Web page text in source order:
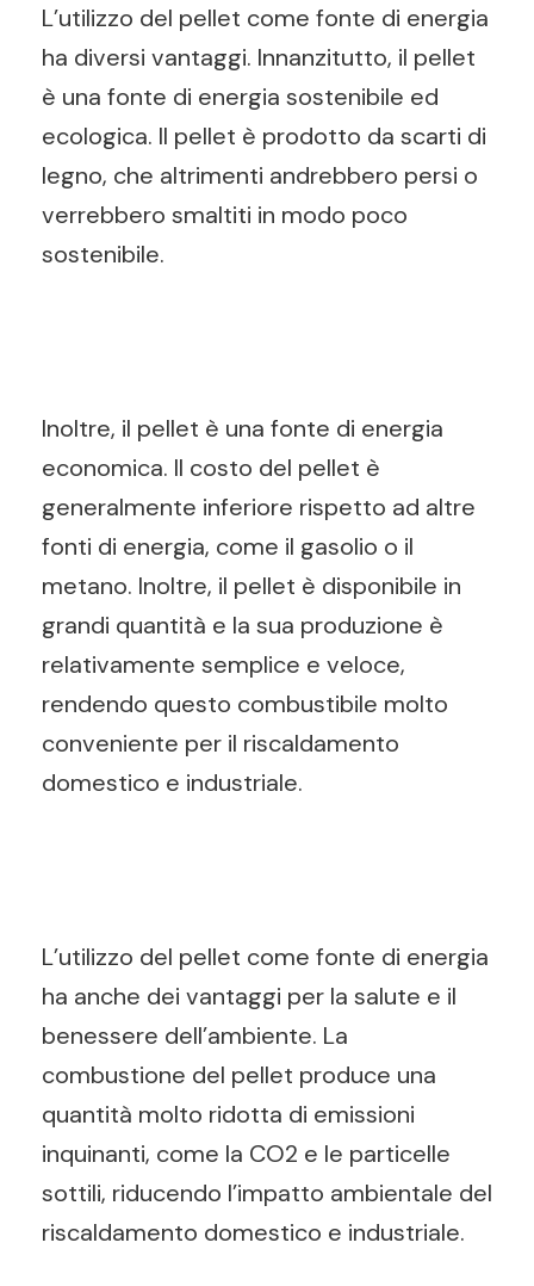
L’utilizzo del pellet come fonte di energia
ha diversi vantaggi. Innanzitutto, il pellet
è una fonte di energia sostenibile ed
ecologica. Il pellet è prodotto da scarti di
legno, che altrimenti andrebbero persi o
verrebbero smaltiti in modo poco
sostenibile.
Inoltre, il pellet è una fonte di energia
economica. Il costo del pellet è
generalmente inferiore rispetto ad altre
fonti di energia, come il gasolio o il
metano. Inoltre, il pellet è disponibile in
grandi quantità e la sua produzione è
relativamente semplice e veloce,
rendendo questo combustibile molto
conveniente per il riscaldamento
domestico e industriale.
L’utilizzo del pellet come fonte di energia
ha anche dei vantaggi per la salute e il
benessere dell’ambiente. La
combustione del pellet produce una
quantità molto ridotta di emissioni
inquinanti, come la CO2 e le particelle
sottili, riducendo l’impatto ambientale del
riscaldamento domestico e industriale.